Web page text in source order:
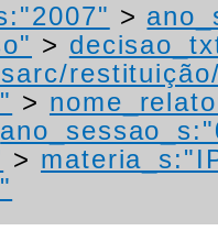
>
>
>
>